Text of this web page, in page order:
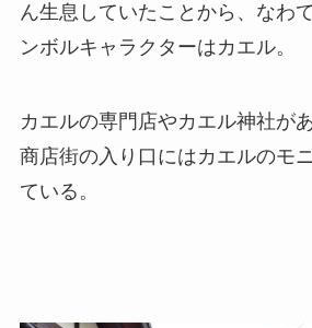
ん生息していたことから、なわ
ンボルキャラクターはカエル。
カエルの専門店やカエル神社が
商店街の入り口にはカエルのモ
ている。